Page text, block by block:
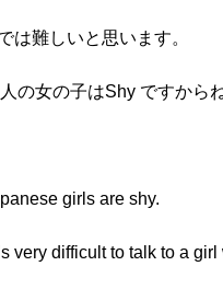
は難しいと思います。
の女の子はShy ですからね
girls are shy.
very difficult to talk to a girl